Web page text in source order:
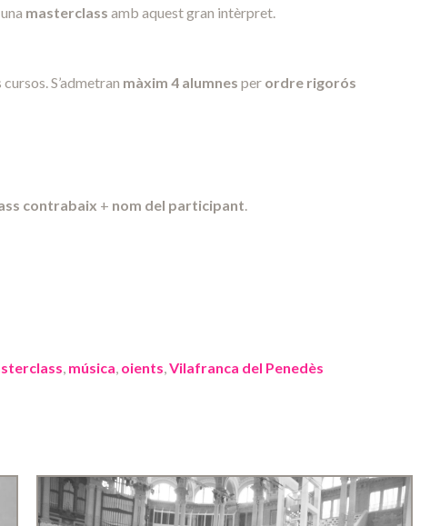
masterclass amb aquest gran intèrpret.
S’admetran màxim 4 alumnes per ordre rigorós
contrabaix + nom del participant
música oients Vilafranca del Penedès